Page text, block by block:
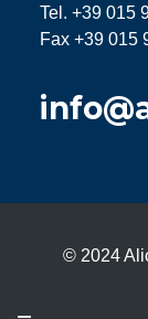
Tel. +39 015
Fax +39 015
© 2024